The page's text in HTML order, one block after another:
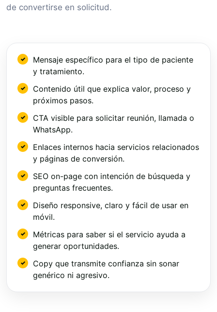
de convertirse en solicitud.
Mensaje específico para el tipo de paciente
y tratamiento.
Contenido útil que explica valor, proceso y
próximos pasos.
CTA visible para solicitar reunión, llamada o
WhatsApp.
Enlaces internos hacia servicios relacionados
y páginas de conversión.
SEO on-page con intención de búsqueda y
preguntas frecuentes.
Diseño responsive, claro y fácil de usar en
móvil.
Métricas para saber si el servicio ayuda a
generar oportunidades.
Copy que transmite confianza sin sonar
genérico ni agresivo.